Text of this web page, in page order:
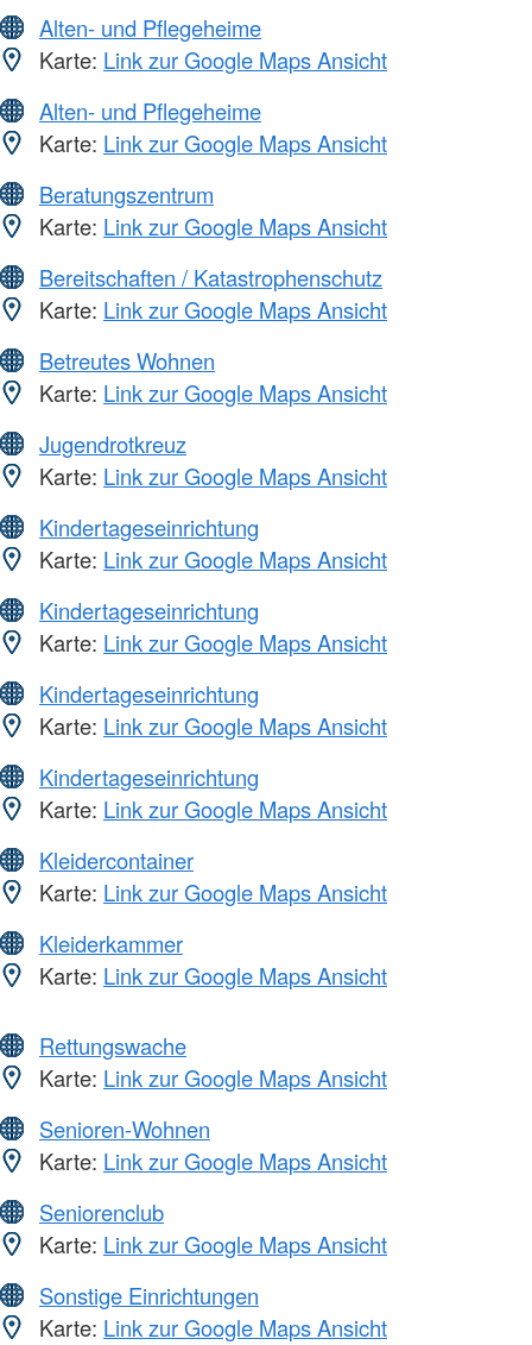
Alten- und Pflegeheime
Karte: Link zur Google Maps Ansicht
Alten- und Pflegeheime
Karte: Link zur Google Maps Ansicht
Beratungszentrum
Karte: Link zur Google Maps Ansicht
Bereitschaften / Katastrophenschutz
Karte: Link zur Google Maps Ansicht
Betreutes Wohnen
Karte: Link zur Google Maps Ansicht
Jugendrotkreuz
Karte: Link zur Google Maps Ansicht
Kindertageseinrichtung
Karte: Link zur Google Maps Ansicht
Kindertageseinrichtung
Karte: Link zur Google Maps Ansicht
Kindertageseinrichtung
Karte: Link zur Google Maps Ansicht
Kindertageseinrichtung
Karte: Link zur Google Maps Ansicht
Kleidercontainer
Karte: Link zur Google Maps Ansicht
Kleiderkammer
Karte: Link zur Google Maps Ansicht
Rettungswache
Karte: Link zur Google Maps Ansicht
Senioren-Wohnen
Karte: Link zur Google Maps Ansicht
Seniorenclub
Karte: Link zur Google Maps Ansicht
Sonstige Einrichtungen
Karte: Link zur Google Maps Ansicht